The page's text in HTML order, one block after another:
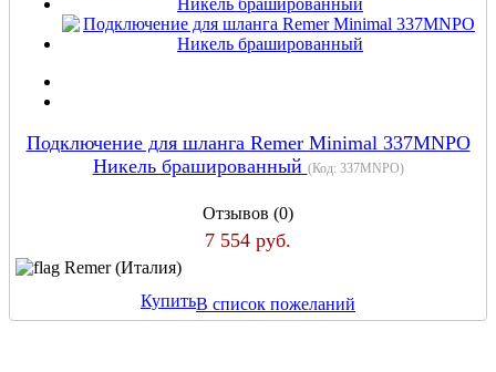
Подключение для шланга Remer Minimal 337MNPO
Никель брашированный (Код: 337MNPO)
Отзывов (0)
7 554 руб.
Remer (Италия)
КупитьВ список пожеланий